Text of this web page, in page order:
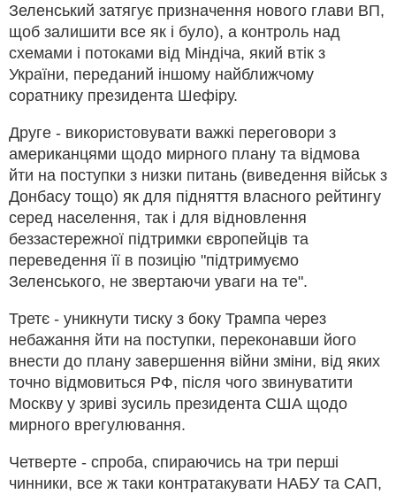
Зеленський затягує призначення нового глави ВП,
щоб залишити все як і було), а контроль над
схемами і потоками від Міндіча, який втік з
України, переданий іншому найближчому
соратнику президента Шефіру.
Друге - використовувати важкі переговори з
американцями щодо мирного плану та відмова
йти на поступки з низки питань (виведення військ з
Донбасу тощо) як для підняття власного рейтингу
серед населення, так і для відновлення
беззастережної підтримки європейців та
переведення її в позицію "підтримуємо
Зеленського, не звертаючи уваги на те".
Третє - уникнути тиску з боку Трампа через
небажання йти на поступки, переконавши його
внести до плану завершення війни зміни, від яких
точно відмовиться РФ, після чого звинуватити
Москву у зриві зусиль президента США щодо
мирного врегулювання.
Четверте - спроба, спираючись на три перші
чинники, все ж таки контратакувати НАБУ та САП,